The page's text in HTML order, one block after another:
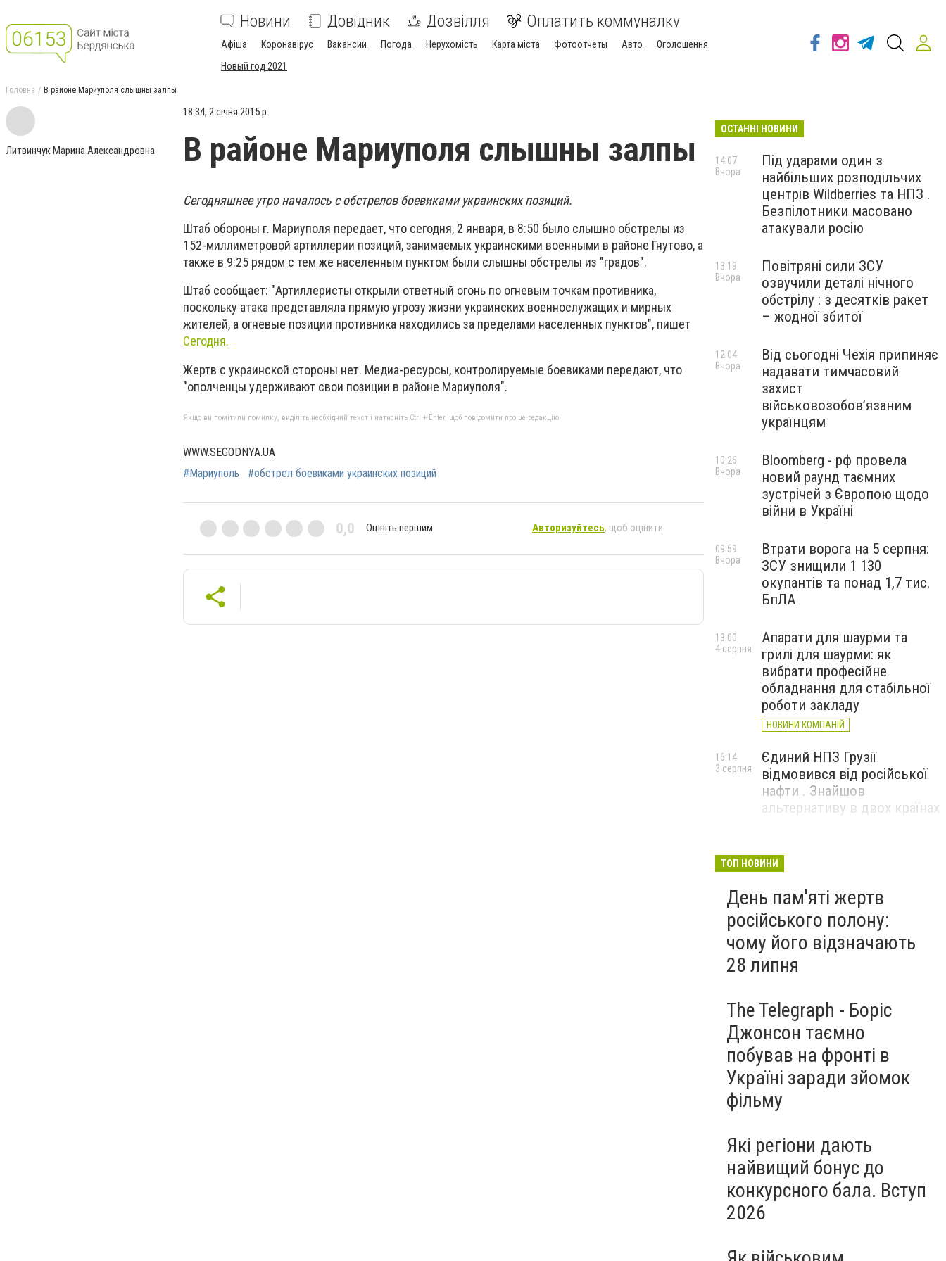
Новини Довідник Дозвілля Оплатить коммуналку
Афіша Коронавірус Вакансии Погода Нерухомість Карта міста Фотоотчеты Авто
Оголошення
Новый год 2021
Головна В районе Мариуполя слышны залпы
Литвинчук Марина Александровна
18:34, 2 січня 2015 р.
В районе Мариуполя слышны залпы
Сегодняшнее утро началось с обстрелов боевиками украинских позиций.
Штаб обороны г. Мариуполя передает, что сегодня, 2 января, в 8:50 было слышно обстрелы из
152-миллиметровой артиллерии позиций, занимаемых украинскими военными в районе Гнутово, а
также в 9:25 рядом с тем же населенным пунктом были слышны обстрелы из "градов".
Штаб сообщает: "Артиллеристы открыли ответный огонь по огневым точкам противника,
поскольку атака представляла прямую угрозу жизни украинских военнослужащих и мирных
жителей, а огневые позиции противника находились за пределами населенных пунктов", пишет
Сегодня.
Жертв с украинской стороны нет. Медиа-ресурсы, контролируемые боевиками передают, что
"ополченцы удерживают свои позиции в районе Мариуполя".
Якщо ви помітили помилку, виділіть необхідний текст і натисніть Ctrl + Enter, щоб повідомити про це редакцію
WWW.SEGODNYA.UA
#Мариуполь
#обстрел боевиками украинских позиций
0,0 Оцініть першим Авторизуйтесь, щоб оцінити
ОСТАННІ НОВИНИ
Під ударами один з
найбільших розподільчих
центрів Wildberries та НПЗ .
Безпілотники масовано
атакували росію
14:07
Вчора
Повітряні сили ЗСУ
озвучили деталі нічного
обстрілу : з десятків ракет
– жодної збитої
13:19
Вчора
Від сьогодні Чехія припиняє
надавати тимчасовий
захист
військовозобов’язаним
українцям
12:04
Вчора
Bloomberg - рф провела
новий раунд таємних
зустрічей з Європою щодо
війни в Україні
10:26
Вчора
Втрати ворога на 5 серпня:
ЗСУ знищили 1 130
окупантів та понад 1,7 тис.
БпЛА
09:59
Вчора
Апарати для шаурми та
грилі для шаурми: як
вибрати професійне
обладнання для стабільної
роботи закладу
НОВИНИ КОМПАНІЙ
13:00
4 серпня
Єдиний НПЗ Грузії
відмовився від російської
нафти . Знайшов
альтернативу в двох країнах
16:14
3 серпня
ЗСУ на Wildberries . 200 млрд
рф
3 серпня
ТОП НОВИНИ
День пам'яті жертв
російського полону:
чому його відзначають
28 липня
The Telegraph - Боріс
Джонсон таємно
побував на фронті в
Україні заради зйомок
фільму
Які регіони дають
найвищий бонус до
конкурсного бала. Вступ
2026